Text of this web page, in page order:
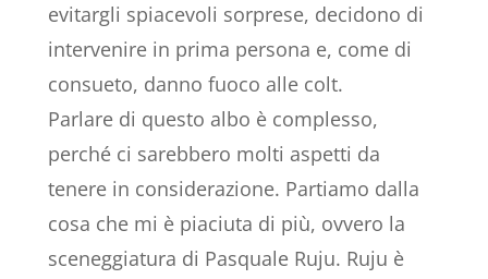
evitargli spiacevoli sorprese, decidono di
intervenire in prima persona e, come di
consueto, danno fuoco alle colt.
Parlare di questo albo è complesso,
perché ci sarebbero molti aspetti da
tenere in considerazione. Partiamo dalla
cosa che mi è piaciuta di più, ovvero la
sceneggiatura di Pasquale Ruju. Ruju è